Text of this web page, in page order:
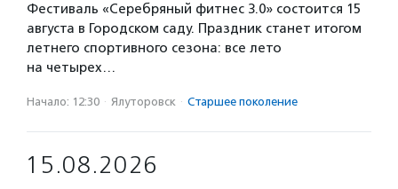
Фестиваль «Серебряный фитнес 3.0» состоится 15
августа в Городском саду. Праздник станет итогом
летнего спортивного сезона: все лето
на четырех…
Начало: 12:30 · Ялуторовск · Старшее поколение
15.08.2026